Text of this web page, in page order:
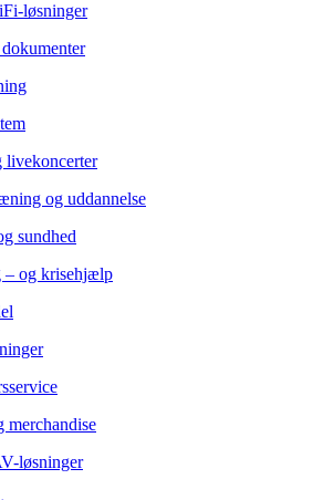
løsninger
livekoncerter
og uddannelse
sundhed
– og krisehjælp
merchandise
løsninger